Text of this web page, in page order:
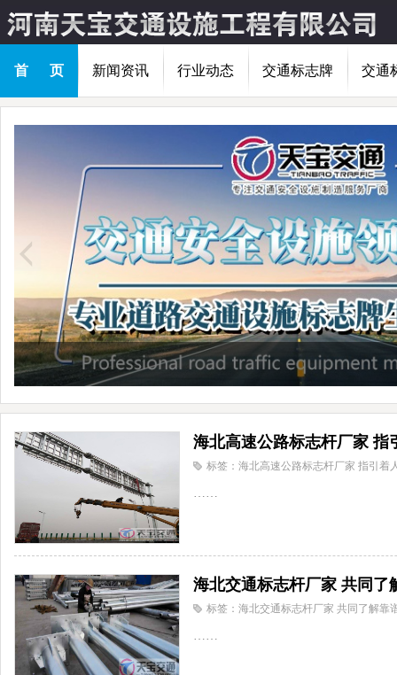
首 页 新闻资讯 行业动态 交通标志牌 交通
海北高速公路标志杆厂家 指
标签：海北高速公路标志杆厂家 指引着
……
海北交通标志杆厂家 共同了
标签：海北交通标志杆厂家 共同了解靠
……